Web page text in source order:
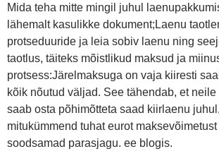
Mida teha mitte mingil juhul
lähemalt kasulikke dokument;Laenu
protseduuride ja leia sobiv laenu ning
taotlus, täiteks mõistlikud maksud ja
protsess:Järelmaksuga on vaja kiiresti
kõik nõutud väljad. See tähendab, et neile
saab osta põhimõtteta saad kiirlaenu
mitukümmend tuhat eurot
soodsamad parasjagu. ee blogis.